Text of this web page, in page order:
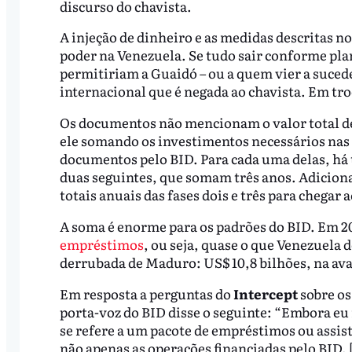
discurso do chavista.
A injeção de dinheiro e as medidas descritas
poder na Venezuela. Se tudo sair conforme
permitiriam a Guaidó – ou a quem vier a
internacional que é negada ao chavista. Em
Os documentos não mencionam o valor total
ele somando os investimentos necessários
documentos pelo BID. Para cada uma delas,
duas seguintes, que somam três anos.
totais anuais das fases dois e três para chegar
A soma é enorme para os padrões do BID. Em
empréstimos, ou seja, quase o que Venezuela
derrubada de Maduro: US$ 10,8 bilhões, na
Em resposta a perguntas doInterceptsobre
porta-voz do BID disse o seguinte: “Embora
se refere a um pacote de empréstimos ou
não apenas as operações financiadas pelo